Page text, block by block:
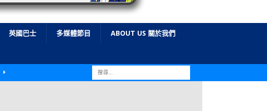
英國巴士 多媒體節目 ABOUT US 關於我們